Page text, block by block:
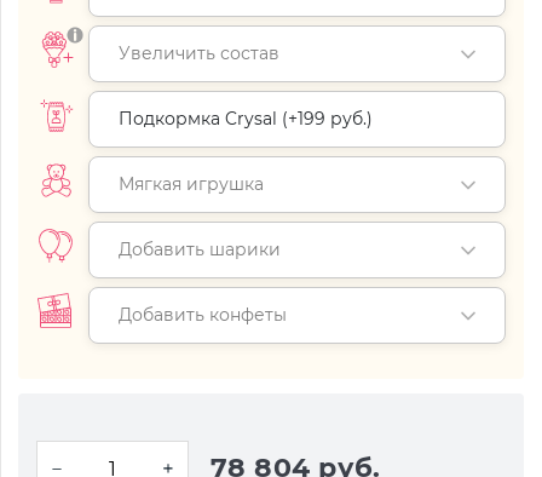
Увеличить состав
Подкормка Crysal (+199 руб.)
Мягкая игрушка
Добавить шарики
Добавить конфеты
78 804 руб.